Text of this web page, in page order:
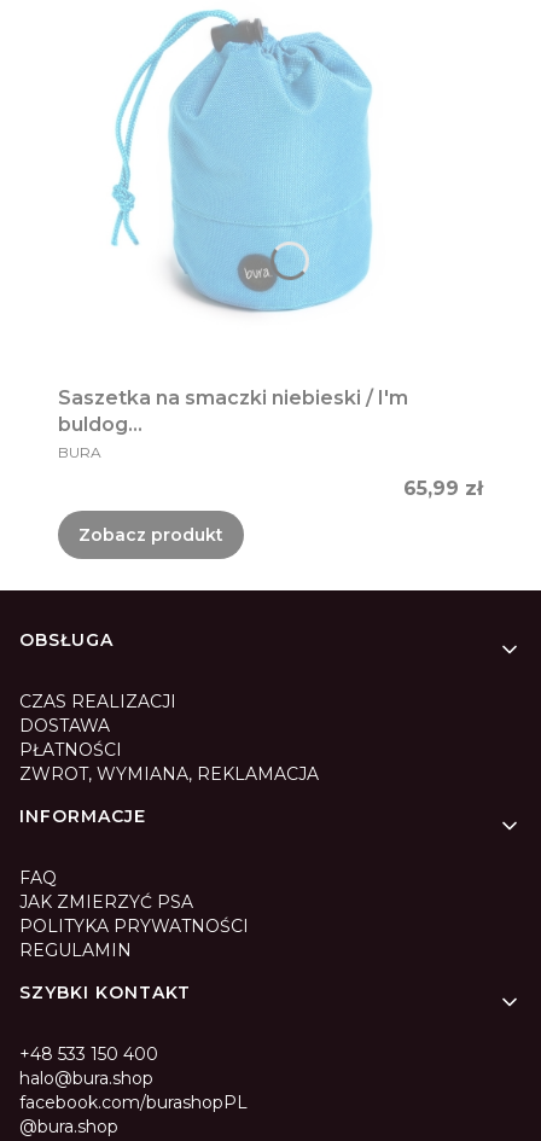
Saszetka na smaczki niebieski / I'm
buldog...
PRODUCENT
BURA
Cena
65,99 zł
Zobacz produkt
Linki w stopce
OBSŁUGA
CZAS REALIZACJI
DOSTAWA
PŁATNOŚCI
ZWROT, WYMIANA, REKLAMACJA
INFORMACJE
FAQ
JAK ZMIERZYĆ PSA
POLITYKA PRYWATNOŚCI
REGULAMIN
SZYBKI KONTAKT
+48 533 150 400
halo@bura.shop
facebook.com/burashopPL
@bura.shop